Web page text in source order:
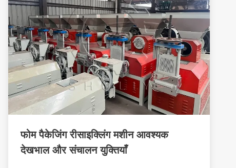
फोम पैकेजिंग रीसाइक्लिंग मशीन आवश्यक
देखभाल और संचालन युक्तियाँ